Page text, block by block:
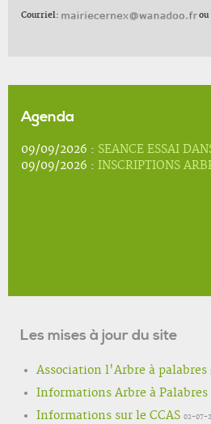
Courriel: ou
Agenda
09/09/2026 : SEANCE ESSAI
09/09/2026 : INSCRIPTIONS
Les mises à jour du site
Association l'Arbre à palabres
Informations Arbre à Palabres
Informations sur le CCAS 02-07-